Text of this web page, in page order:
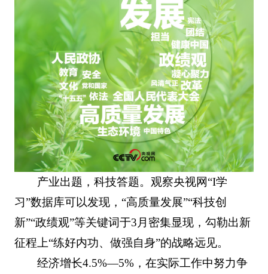
产业出题，科技答题。观察央视网“I学
习”数据库可以发现，“高质量发展”“科技创
新”“政绩观”等关键词于3月密集显现，勾勒出新
征程上“练好内功、做强自身”的战略远见。
经济增长4.5%—5%，在实际工作中努力争